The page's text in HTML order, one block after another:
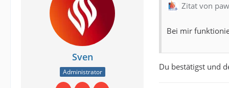
Sven
Administrator
Zitat von
Bei mir
Du bestätigst und